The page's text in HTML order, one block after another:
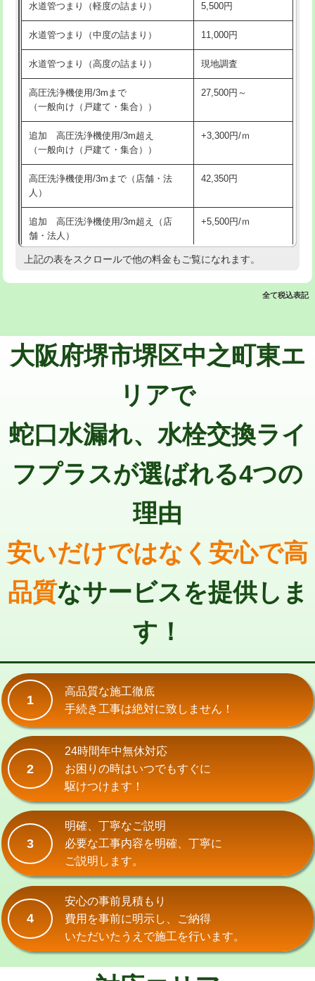
洗面台設置 38,500円
化粧台設置 22,000円
追加人工 16,500円
廃棄・処分 現場見積
※給水管工事は20mmまでの価格です。
交換・取付(排水栓・排水トラップ
22,000円+材料費
持込商品取付（混合水栓）
持込商品取付（浄水器・分岐水栓） 16,500円
業）
排水管工事（追加 排水管工事/3ｍ超
え）
マス交換（土の掘削・埋め戻し作業） 11,000円~
マス交換（深さ50㎝以上） 66,000円
コンクリート斫り（厚さ10㎝超え）
モルタル補修（厚さ10㎝まで） 27,500円
モルタル補修（厚さ10㎝超え）
追加人工 16,500円
水道管つまり（軽度の詰まり） 5,500円
水道管つまり（中度の詰まり） 11,000円
水道管つまり（高度の詰まり） 現地調査
高圧洗浄機使用/3mまで
（一般向け（戸建て・集合））
27,500円～
追加 高圧洗浄機使用/3m超え
（一般向け（戸建て・集合））
+3,300円/ｍ
高圧洗浄機使用/3mまで（店舗・法
人）
42,350円
追加 高圧洗浄機使用/3m超え（店
舗・法人）
+5,500円/ｍ
高度高圧洗浄換 現地調査
追加トーラー機使用/3m超え +3,300円
止水・漏水調査・防水処理・清掃・修
11,000円
止水・漏水調査・防水処理・清掃・修
22,000円
止水・漏水調査・防水処理・清掃・修
その他部品の脱着 8,800円～
交換・取付（タンク） 22,000円+材料費
交換・取付(単水栓（壁付・デッキ
式・ワンホール）)
交換・取付(排水栓・排水トラップ
（P/S/ポップアップ））
22,000円+材料費
交換・取付（その他部品）
持込商品取付（単水栓）
持込商品取付（混合水栓） 16,500円
持込商品取付（浄水器・分岐水栓） 16,500円
給水管工事※（ホール加工)
給水管工事※（バンド止め)
給水管工事※（支持金具設置) 5,500円
給水管工事※（保温材使用（バンド止
め込み）)
5,500円
上記の表をスクロールで他の料金もご覧になれます。
全て税込表記
大阪府堺市堺区中之町東エ
リアで
蛇口水漏れ、水栓交換ライ
フプラスが選ばれる4つの
理由
安いだけではなく安心で高
品質なサービスを提供しま
す！
1
高品質な施工徹底
手続き工事は絶対に致しません！
2
24時間年中無休対応
お困りの時はいつでもすぐに
駆けつけます！
3
明確、丁寧なご説明
必要な工事内容を明確、丁寧に
ご説明します。
4
安心の事前見積もり
費用を事前に明示し、ご納得
いただいたうえで施工を行います。